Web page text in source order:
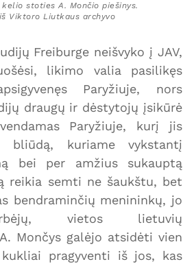
kelio stoties A. Mončio piešinys.
Viktoro Liutkaus archyvo
Freiburge neišvyko į JAV,
likimo valia pasilikęs
Paryžiuje, nors
draugų ir dėstytojų įsikūrė
Paryžiuje, kurį jis
bliūdą, kuriame vykstantį
bei per amžius sukauptą
reikia semti ne šaukštu, bet
bendraminčių menininkų, jo
vietos lietuvių
Mončys galėjo atsidėti vien
pragyventi iš jos, kas